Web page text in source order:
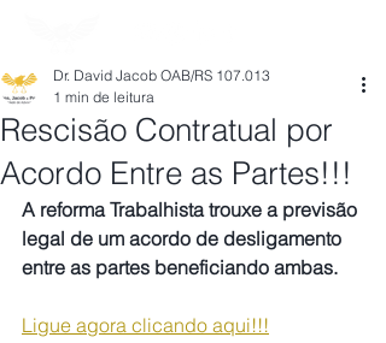
Rescisão Contratual por
Acordo Entre as Partes!!!
Dr. David Jacob OAB/RS 107.013
1 min de leitura
A reforma Trabalhista trouxe a previsão
legal de um acordo de desligamento
entre as partes beneficiando ambas.
Ligue agora clicando aqui!!!